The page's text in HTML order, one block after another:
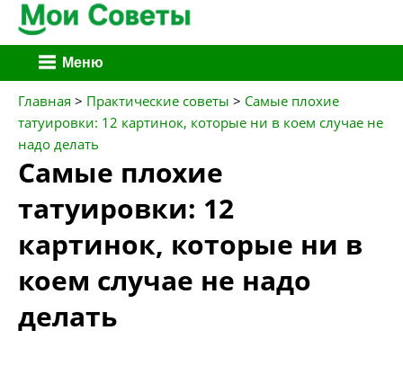
Перейти
к
содержимому
Меню
Главная > Практические советы > Самые плохие
татуировки: 12 картинок, которые ни в коем случае не
надо делать
Самые плохие
татуировки: 12
картинок, которые ни в
коем случае не надо
делать